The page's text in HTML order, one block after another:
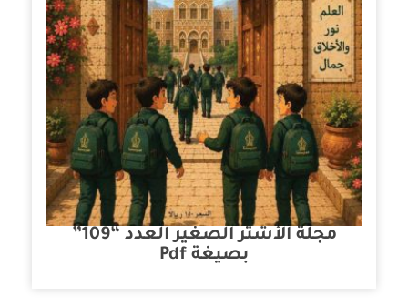
مجلة الأشتر الصغير العدد “109”
بصيغة Pdf